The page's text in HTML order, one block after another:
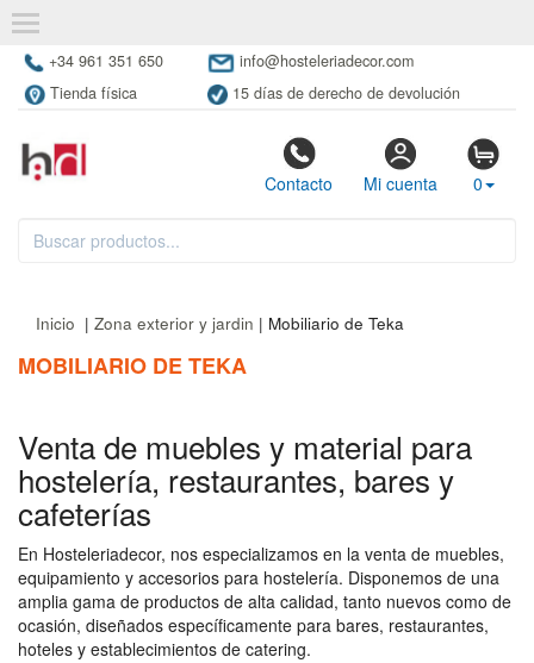
+34 961 351 650
info@hosteleriadecor.com
Tienda física
15 días de derecho de devolución
Contacto Mi cuenta 0
Inicio | Zona exterior y jardin | Mobiliario de Teka
MOBILIARIO DE TEKA
Venta de muebles y material para
hostelería, restaurantes, bares y
cafeterías
En Hosteleriadecor, nos especializamos en la venta de muebles,
equipamiento y accesorios para hostelería. Disponemos de una
amplia gama de productos de alta calidad, tanto nuevos como de
ocasión, diseñados específicamente para bares, restaurantes,
hoteles y establecimientos de catering.